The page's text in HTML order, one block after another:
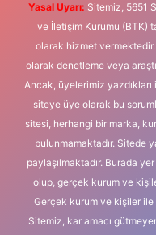
Yasal Uyarı: Sitemiz, 5651
ve İletişim Kurumu (BTK)
olarak hizmet
olarak denetleme veya
Ancak, üyelerimiz
siteye üye olarak bu
sitesi, herhangi bir marka,
bulunmamaktadır. Sitede
paylaşılmaktadır. Burada
olup, gerçek kurum ve
Gerçek kurum ve kişiler
Sitemiz, kar amacı